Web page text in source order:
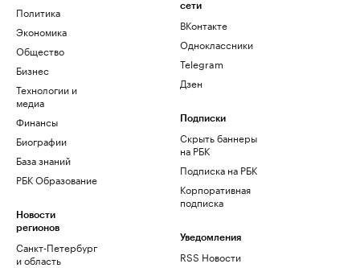
Политика
Экономика
Общество
Бизнес
Технологии и
медиа
Финансы
Биографии
База знаний
РБК Образование
Новости
регионов
Санкт-Петербург
и область
сети
ВКонтакте
Одноклассники
Telegram
Дзен
Подписки
Скрыть баннеры
на РБК
Подписка на РБК
Корпоративная
подписка
Уведомления
RSS Новости